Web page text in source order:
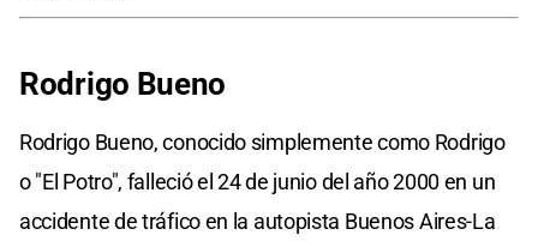
Rodrigo Bueno
Rodrigo Bueno, conocido simplemente como Rodrigo
o "El Potro", falleció el 24 de junio del año 2000 en un
accidente de tráfico en la autopista Buenos Aires-La